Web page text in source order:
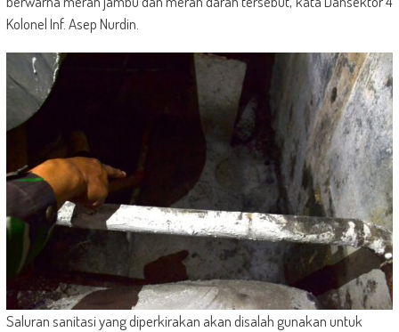
Kolonel Inf. Asep Nurdin.
Saluran sanitasi yang diperkirakan akan disalah gunakan untuk